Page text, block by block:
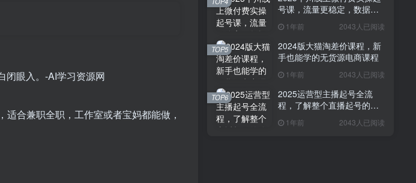
合兼职全职，工作室或者宝妈都能做，
号课，流量更稳定，数据更
1年前 2043人已阅读
2024版大猫淘差价课程，新
手也能学的无货源电商课程
1年前 2043人已阅读
TOP5
2025运营型主播起号全流
程，了解整个直播起号的路
货满满)
1年前 2043人已阅读
TOP6